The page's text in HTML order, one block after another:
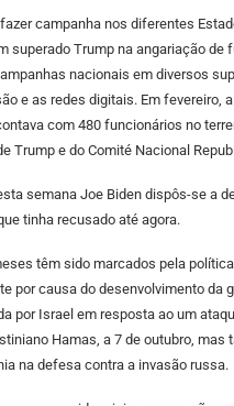
campanha nos diferentes
superado Trump na angariação de
nacionais em diversos
e as redes digitais. Em fevereiro,
com 480 funcionários no
Trump e do Comité Nacional
semana Joe Biden dispôs-se a
tinha recusado até agora.
têm sido marcados pela
por causa do desenvolvimento da
por Israel em resposta ao um
Hamas, a 7 de outubro, mas
na defesa contra a invasão russa.